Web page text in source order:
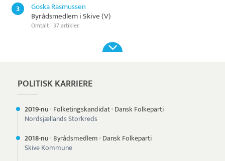
3 Goska Rasmussen
Byrådsmedlem i Skive (V)
Omtalt i 37 artikler.
POLITISK KARRIERE
2019-nu· Folketingskandidat· Dansk Folkeparti
Nordsjællands Storkreds
2018-nu· Byrådsmedlem· Dansk Folkeparti
Skive Kommune